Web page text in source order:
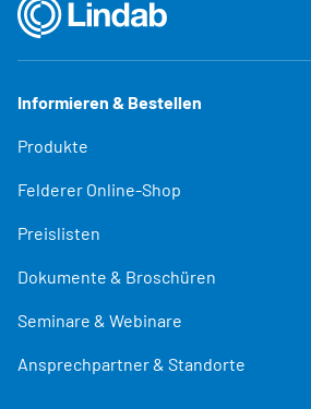
Informieren & Bestellen
Produkte
Felderer Online-Shop
Preislisten
Dokumente & Broschüren
Seminare & Webinare
Ansprechpartner & Standorte